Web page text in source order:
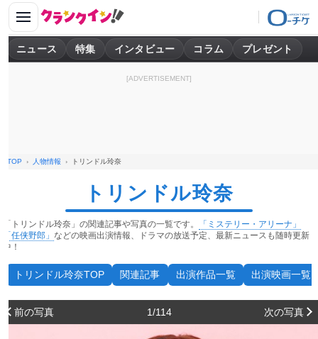
ニュース 特集 インタビュー コラム プレゼント
[ADVERTISEMENT]
TOP 人物情報 トリンドル玲奈
トリンドル玲奈
「トリンドル玲奈」の関連記事や写真の一覧です。
「ミステリー・アリーナ」
「任侠野郎」 などの映画出演情報、ドラマの放送予定、最新ニュースも随時更新
中！
トリンドル玲奈TOP 関連記事 出演作品一覧 出演映画一覧
前の写真 1/114 次の写真